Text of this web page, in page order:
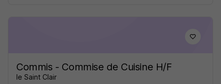
Commis - Commise de Cuisine H/F
le Saint Clair